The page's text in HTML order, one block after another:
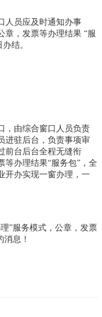
员应及时通知办事
章，发票等办理结果 “服
结。
由综合窗口人员负责
进驻后台，负责事项审
前台后台全程无缝衔
等办理结果“服务包”，全
开办实现一窗办理，一
”服务模式，公章，发票
息！